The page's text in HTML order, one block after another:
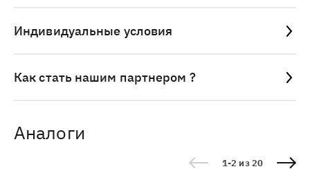
Индивидуальные условия
Как стать нашим партнером ?
Аналоги
1-2 из 20